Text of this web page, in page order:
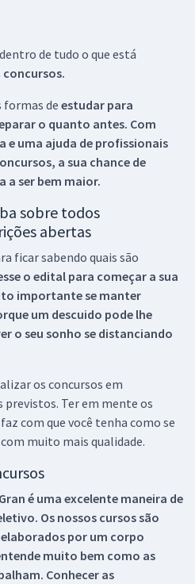
de tudo o que está
concursos.
formas de estudar para
o quanto antes. Com
e uma ajuda de profissionais
a sua chance de
a ser bem maior.
sobre todos
abertas
ficar sabendo quais são
o edital para começar a sua
importante se manter
um descuido pode lhe
o seu sonho se distanciando
os concursos em
Ter em mente os
com que você tenha como se
muito mais qualidade.
é uma excelente maneira de
Os nossos cursos são
por um corpo
muito bem como as
Conhecer as